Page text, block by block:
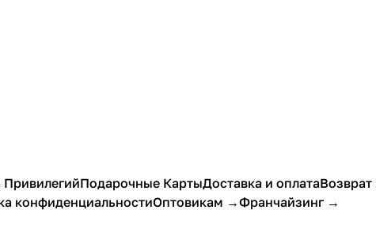
Подарочные КартыДоставка и оплата
конфиденциальностиОптовикам →Франчайзинг →